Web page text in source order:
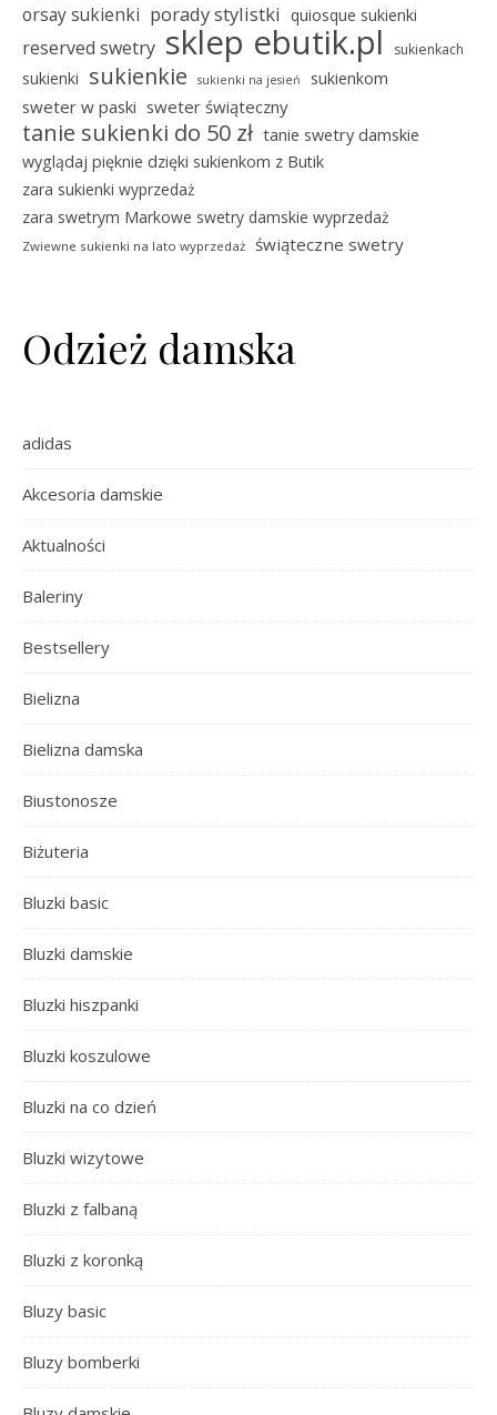
orsay sukienki porady stylistki quiosque sukienki
reserved swetry sklep ebutik.pl sukienkach
sukienki sukienkie sukienki na jesień sukienkom
sweter w paski sweter świąteczny
tanie sukienki do 50 zł tanie swetry damskie
wyglądaj pięknie dzięki sukienkom z Butik
zara sukienki wyprzedaż
zara swetrym Markowe swetry damskie wyprzedaż
Zwiewne sukienki na lato wyprzedaż świąteczne swetry
Odzież damska
adidas
Akcesoria damskie
Aktualności
Baleriny
Bestsellery
Bielizna
Bielizna damska
Biustonosze
Biżuteria
Bluzki basic
Bluzki damskie
Bluzki hiszpanki
Bluzki koszulowe
Bluzki na co dzień
Bluzki wizytowe
Bluzki z falbaną
Bluzki z koronką
Bluzy basic
Bluzy bomberki